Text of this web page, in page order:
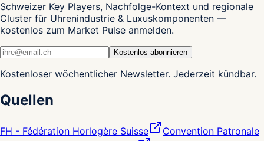
Schweizer Key Players, Nachfolge-Kontext und regionale
Cluster für Uhrenindustrie & Luxuskomponenten —
kostenlos zum Market Pulse anmelden.
Kostenlos abonnieren
Kostenloser wöchentlicher Newsletter. Jederzeit kündbar.
Quellen
FH - Fédération Horlogère Suisse
Convention Patronale